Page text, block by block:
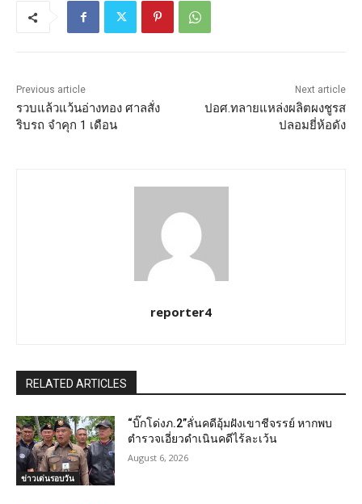
Previous article
รวบแล้วแว้นอ่างทอง ศาลสั่ง
ริบรถ จำคุก 1 เดือน
Next article
ปอศ.ทลายแหล่งผลิตผงชูรส
ปลอมยี่ห้อดัง
reporter4
RELATED ARTICLES
ข่าวเด่นรอบวัน
“บิ๊กโด่งภ.2”ลั่นคดีอุ้มฝังเขาชีจรรย์ หากพบ
ตำรวจเอี่ยวดำเนินคดีไร้ละเว้น
August 6, 2026